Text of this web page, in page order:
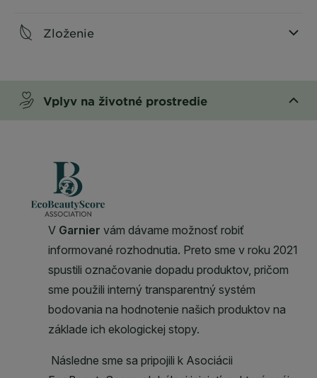
Zloženie
Vplyv na životné prostredie